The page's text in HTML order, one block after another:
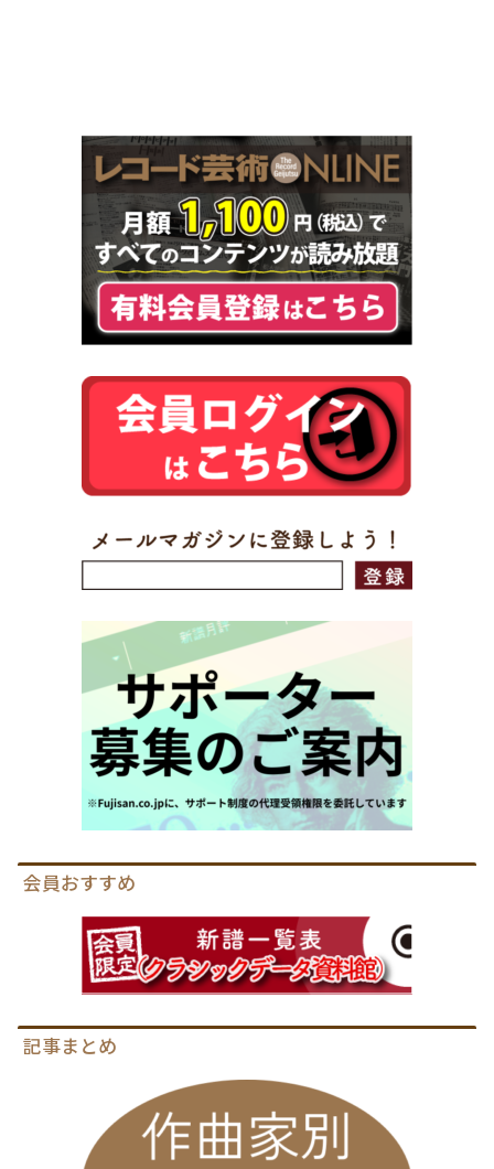
会員おすすめ
記事まとめ